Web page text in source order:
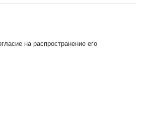
на распространение его